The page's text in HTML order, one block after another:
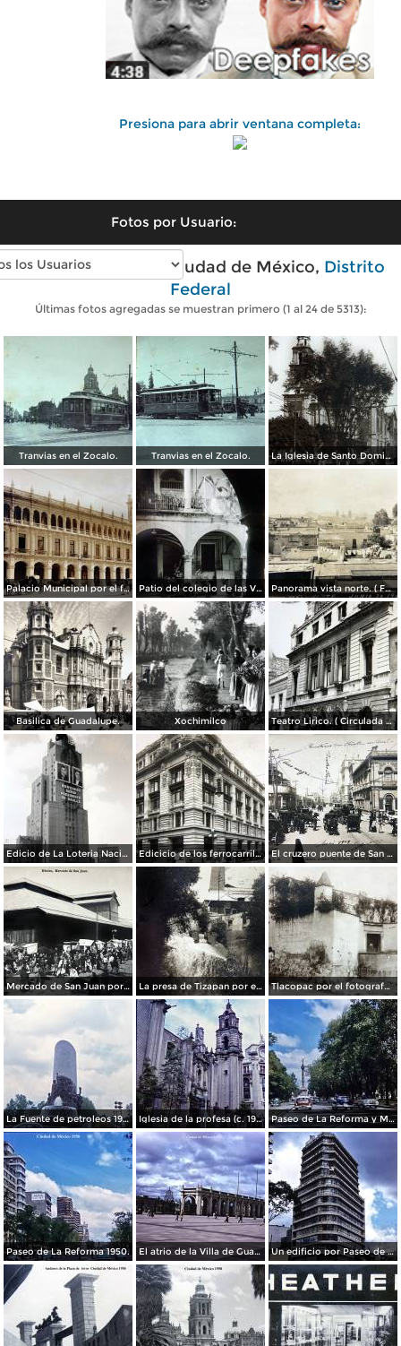
Presiona para abrir ventana completa:
Fotos por Usuario:
Fotos antiguas de Ciudad de México, Distrito
Federal
Últimas fotos agregadas se muestran primero (1 al 24 de 5313):
Tranvias en el Zocalo. Tranvias en el Zocalo. La Iglesia de Santo Domingo.
Palacio Municipal por el fotografo Hugo Brehme.. Patio del colegio de las Vizcainas por el fotografo Hugo Brehme. Panorama vista norte. ( Fechada el 20 de Junio de 1905 ).
Basilica de Guadalupe. Xochimilco Teatro Lirico. ( Circulada el 1 de Agosto de 1926 ).
Edicio de La Loteria Nacional Ciudad de México Abril de 1964 Edicicio de los ferrocarriles. El cruzero puente de San Francisco y Guardiola por el fotografo Felix Miret.
Mercado de San Juan por el fotografo Felix Miret La presa de Tizapan por el fotografo Fernando Kososky. ( Circulada el 22 de Diembre de 1910 ). Tlacopac por el fotografo Hugo Brehme.
La Fuente de petroleos 1950. Iglesia de la profesa (c. 1950) Paseo de La Reforma y Mto a La Independencia 1950
Paseo de La Reforma 1950. El atrio de la Villa de Guadalupe 1950. Un edificio por Paseo de La Reforma 1950